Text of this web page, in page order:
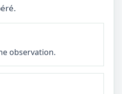
observation.